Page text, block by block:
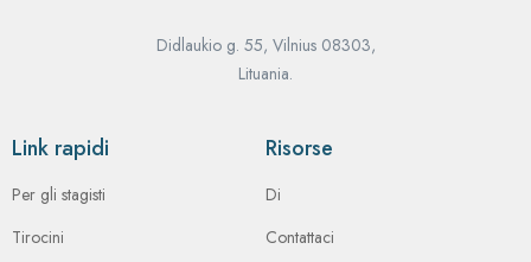
Didlaukio g. 55, Vilnius 08303,
Lituania.
Link rapidi
Per gli stagisti
Tirocini
Risorse
Di
Contattaci